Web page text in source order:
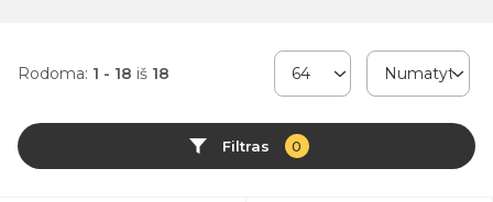
Rodoma: 1 - 18 iš 18
Filtras 0